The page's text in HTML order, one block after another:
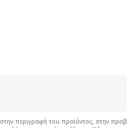
περιγραφή του προϊόντος, στην